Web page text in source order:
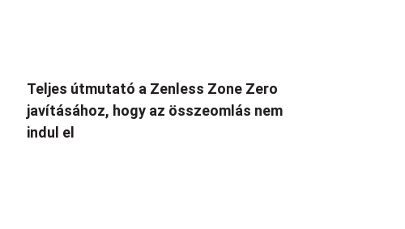
Teljes útmutató a Zenless Zone Zero
javításához, hogy az összeomlás nem
indul el